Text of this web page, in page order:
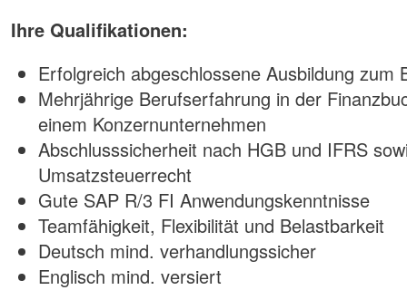
Ihre Qualifikationen:
Erfolgreich abgeschlossene Ausbildung zum
Mehrjährige Berufserfahrung in der
einem Konzernunternehmen
Abschlusssicherheit nach HGB und IFRS
Umsatzsteuerrecht
Gute SAP R/3 FI Anwendungskenntnisse
Teamfähigkeit, Flexibilität und Belastbarkeit
Deutsch mind. verhandlungssicher
Englisch mind. versiert